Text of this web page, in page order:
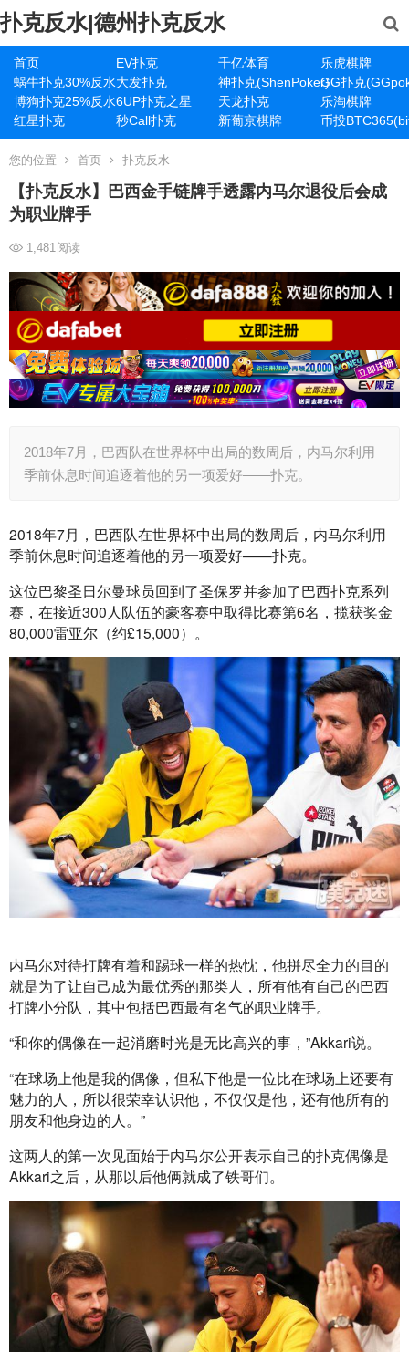
扑克反水|德州扑克反水
首页 EV扑克 千亿体育
乐虎棋牌
蜗牛扑克30%反水大发扑克 神扑克(ShenPoker)GG扑克
博狗扑克25%反水6UP扑克之星 天龙扑克
乐淘棋牌
红星扑克
秒Call扑克 新葡京棋牌 币投
您的位置 首页 扑克反水
【扑克反水】巴西金手链牌手透露内马尔退役后会成
为职业牌手
1,481阅读
2018年7月，巴西队在世界杯中出局的数周后，内马尔利用
季前休息时间追逐着他的另一项爱好——扑克。
2018年7月，巴西队在世界杯中出局的数周后，内马尔利用
季前休息时间追逐着他的另一项爱好——扑克。
这位巴黎圣日尔曼球员回到了圣保罗并参加了巴西扑克系列
赛，在接近300人队伍的豪客赛中取得比赛第6名，揽获奖金
80,000雷亚尔（约£15,000）。
内马尔对待打牌有着和踢球一样的热忱，他拼尽全力的目的
就是为了让自己成为最优秀的那类人，所有他有自己的巴西
打牌小分队，其中包括巴西最有名气的职业牌手。
“和你的偶像在一起消磨时光是无比高兴的事，”Akkari说。
“在球场上他是我的偶像，但私下他是一位比在球场上还要有
魅力的人，所以很荣幸认识他，不仅仅是他，还有他所有的
朋友和他身边的人。”
这两人的第一次见面始于内马尔公开表示自己的扑克偶像是
Akkari之后，从那以后他俩就成了铁哥们。